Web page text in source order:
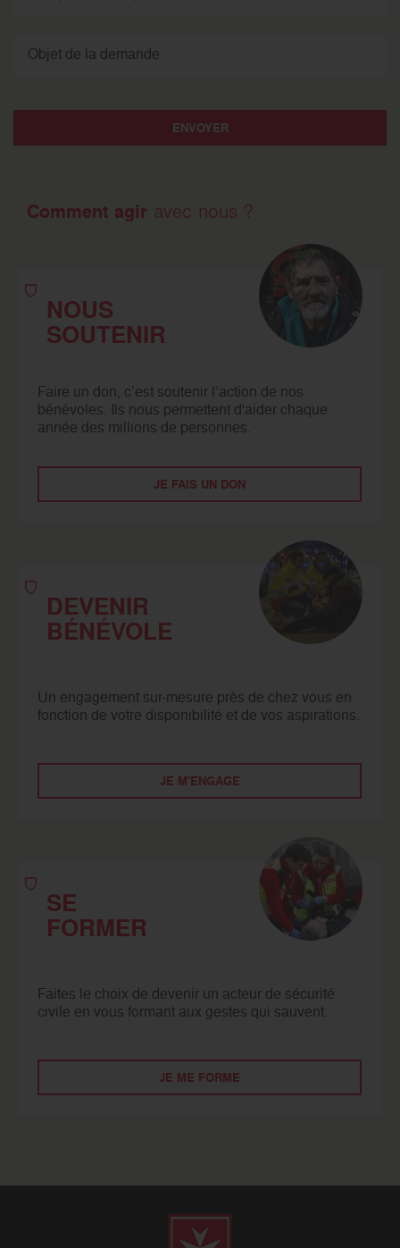
Objet de la demande
ENVOYER
Comment agir avec nous ?
NOUS
SOUTENIR
Faire un don, c’est soutenir l’action de nos
bénévoles. Ils nous permettent d'aider chaque
année des millions de personnes.
JE FAIS UN DON
DEVENIR
BÉNÉVOLE
Un engagement sur-mesure près de chez vous en
fonction de votre disponibilité et de vos aspirations.
JE M'ENGAGE
SE
FORMER
Faites le choix de devenir un acteur de sécurité
civile en vous formant aux gestes qui sauvent.
JE ME FORME